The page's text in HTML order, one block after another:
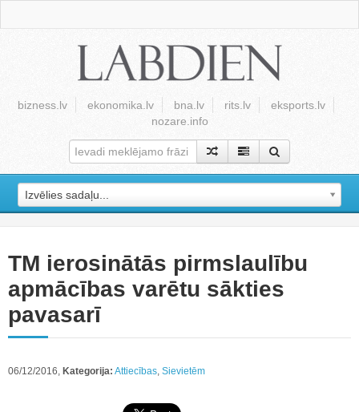
bizness.lv ekonomika.lv bna.lv rits.lv
eksports.lv
nozare.info
Izvēlies sadaļu...
TM ierosinātās pirmslaulību
apmācības varētu sākties
pavasarī
06/12/2016, Kategorija: Attiecības, Sievietēm